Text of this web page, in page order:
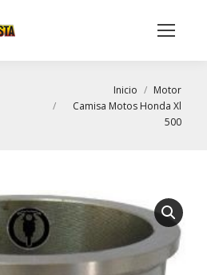
Buscar:
Inicio
Motor
Camisa Motos Honda Xl
500